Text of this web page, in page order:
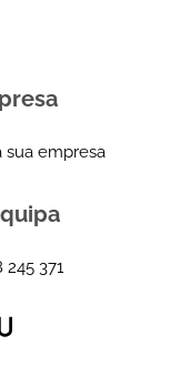
sua empresa
245 371